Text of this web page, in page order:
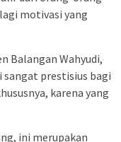
motivasi yang
Balangan Wahyudi,
sangat prestisius bagi
karena yang
ini merupakan